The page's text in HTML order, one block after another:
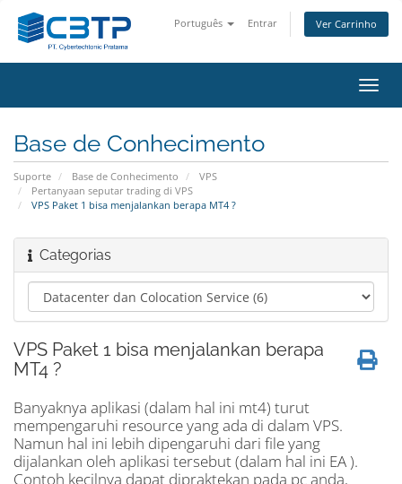
Português Entrar Ver Carrinho
Base de Conhecimento
Suporte Base de Conhecimento
VPS
Pertanyaan seputar trading di VPS
VPS Paket 1 bisa menjalankan berapa MT4 ?
Categorias
VPS Paket 1 bisa menjalankan berapa
MT4 ?
Banyaknya aplikasi (dalam hal ini mt4) turut
mempengaruhi resource yang ada di dalam VPS.
Namun hal ini lebih dipengaruhi dari file yang
dijalankan oleh aplikasi tersebut (dalam hal ini EA ).
Contoh kecilnya dapat dipraktekan pada pc anda,